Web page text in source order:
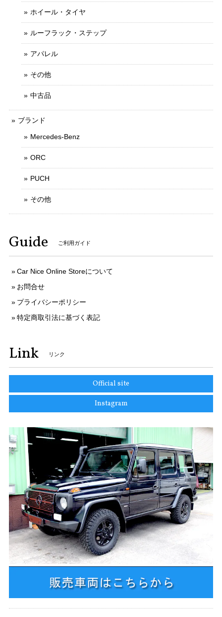
ホイール・タイヤ
ルーフラック・ステップ
アパレル
その他
中古品
ブランド
Mercedes-Benz
ORC
PUCH
その他
Guide ご利用ガイド
Car Nice Online Storeについて
お問合せ
プライバシーポリシー
特定商取引法に基づく表記
Link リンク
Official site
Instagram